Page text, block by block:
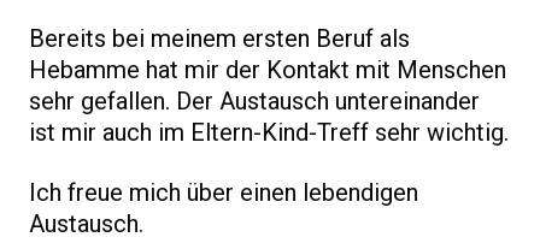
Bereits bei meinem ersten Beruf als
Hebamme hat mir der Kontakt mit Menschen
sehr gefallen. Der Austausch untereinander
ist mir auch im Eltern-Kind-Treff sehr wichtig.
Ich freue mich über einen lebendigen
Austausch.